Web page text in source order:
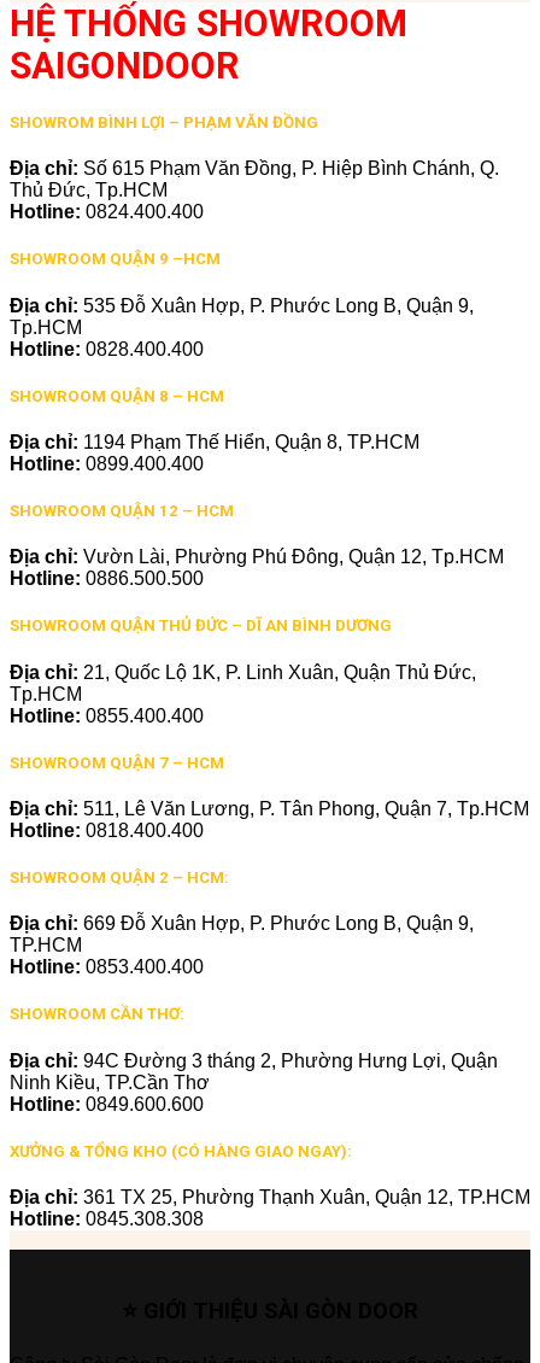
HỆ THỐNG SHOWROOM
SAIGONDOOR
SHOWROM BÌNH LỢI – PHẠM VĂN ĐỒNG
Địa chỉ: Số 615 Phạm Văn Đồng, P. Hiệp Bình Chánh, Q.
Thủ Đức, Tp.HCM
Hotline: 0824.400.400
SHOWROOM QUẬN 9 –HCM
Địa chỉ: 535 Đỗ Xuân Hợp, P. Phước Long B, Quận 9,
Tp.HCM
Hotline: 0828.400.400
SHOWROOM QUẬN 8 – HCM
Địa chỉ: 1194 Phạm Thế Hiển, Quận 8, TP.HCM
Hotline: 0899.400.400
SHOWROOM QUẬN 12 – HCM
Địa chỉ: Vườn Lài, Phường Phú Đông, Quận 12, Tp.HCM
Hotline: 0886.500.500
SHOWROOM QUẬN THỦ ĐỨC – DĨ AN BÌNH DƯƠNG
Địa chỉ: 21, Quốc Lộ 1K, P. Linh Xuân, Quận Thủ Đức,
Tp.HCM
Hotline: 0855.400.400
SHOWROOM QUẬN 7 – HCM
Địa chỉ: 511, Lê Văn Lương, P. Tân Phong, Quận 7, Tp.HCM
Hotline: 0818.400.400
SHOWROOM QUẬN 2 – HCM:
Địa chỉ: 669 Đỗ Xuân Hợp, P. Phước Long B, Quận 9,
TP.HCM
Hotline: 0853.400.400
SHOWROOM CẦN THƠ:
Địa chỉ: 94C Đường 3 tháng 2, Phường Hưng Lợi, Quận
Ninh Kiều, TP.Cần Thơ
Hotline: 0849.600.600
XƯỞNG & TỔNG KHO (CÓ HÀNG GIAO NGAY):
Địa chỉ: 361 TX 25, Phường Thạnh Xuân, Quận 12, TP.HCM
Hotline: 0845.308.308